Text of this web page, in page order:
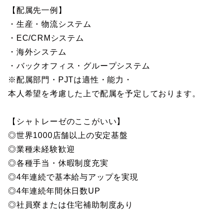
【配属先一例】
・生産・物流システム
・EC/CRMシステム
・海外システム
・バックオフィス・グループシステム
※配属部門・PJTは適性・能力・
本人希望を考慮した上で配属を予定しております。
【シャトレーゼのここがいい】
◎世界1000店舗以上の安定基盤
◎業種未経験歓迎
◎各種手当・休暇制度充実
◎4年連続で基本給与アップを実現
◎4年連続年間休日数UP
◎社員寮または住宅補助制度あり